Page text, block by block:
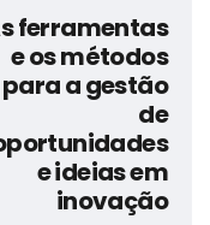
ferramentas
e os métodos
para a gestão
de
e ideias em
inovação